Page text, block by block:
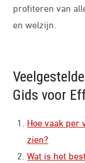
profiteren van
en welzijn.
Gids voor
Hoe vaak
zien?
Wat is het